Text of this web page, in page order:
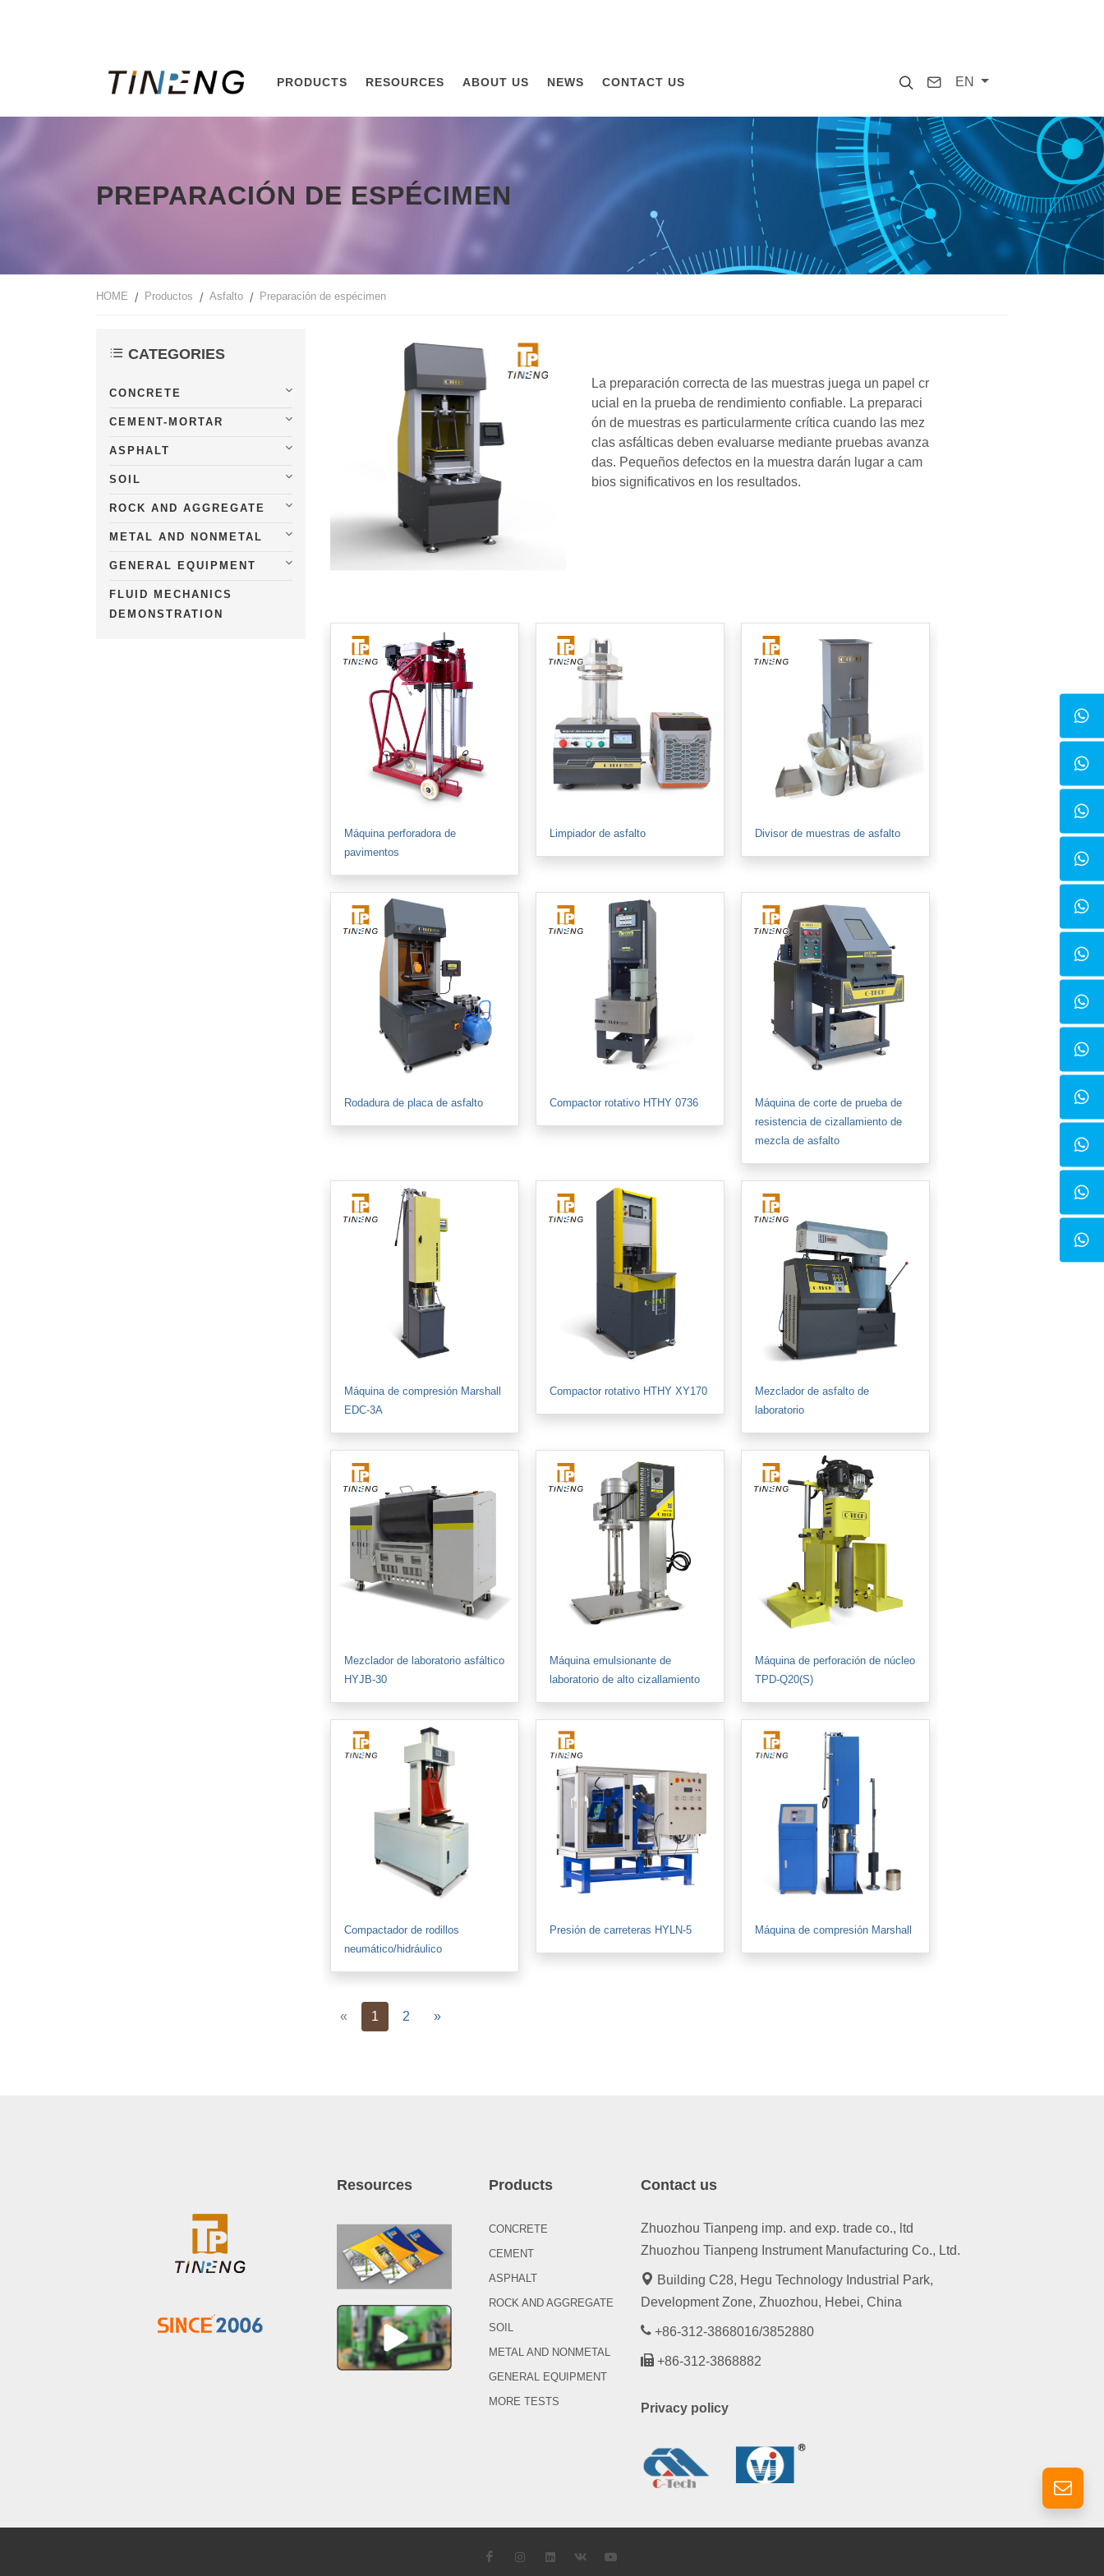
SearchContact
EN
PRODUCTS RESOURCES ABOUT US NEWS CONTACT US
PREPARACIÓN DE ESPÉCIMEN
HOME Productos Asfalto Preparación de espécimen
CATEGORIES
CONCRETE
CEMENT-MORTAR
ASPHALT
SOIL
ROCK AND AGGREGATE
METAL AND NONMETAL
GENERAL EQUIPMENT
FLUID MECHANICS
DEMONSTRATION
La preparación correcta de las muestras juega un papel cr
ucial en la prueba de rendimiento confiable. La preparaci
ón de muestras es particularmente crítica cuando las mez
clas asfálticas deben evaluarse mediante pruebas avanza
das. Pequeños defectos en la muestra darán lugar a cam
bios significativos en los resultados.
Máquina perforadora de
pavimentos
Limpiador de asfalto Divisor de muestras de asfalto
Rodadura de placa de asfalto Compactor rotativo HTHY 0736
Máquina de corte de prueba de
resistencia de cizallamiento de
mezcla de asfalto
Máquina de compresión Marshall
EDC-3A
Compactor rotativo HTHY XY170
Mezclador de asfalto de
laboratorio
Mezclador de laboratorio asfáltico
HYJB-30
Máquina emulsionante de
laboratorio de alto cizallamiento
Máquina de perforación de núcleo
TPD-Q20(S)
Compactador de rodillos
neumático/hidráulico
Presión de carreteras HYLN-5 Máquina de compresión Marshall
« Previous
1 2 »Next
Resources Products
CONCRETE
CEMENT
ASPHALT
ROCK AND AGGREGATE
SOIL
METAL AND NONMETAL
GENERAL EQUIPMENT
MORE TESTS
Contact us
Zhuozhou Tianpeng imp. and exp. trade co., ltd
Zhuozhou Tianpeng Instrument Manufacturing Co., Ltd.
Building C28, Hegu Technology Industrial Park,
Development Zone, Zhuozhou, Hebei, China
+86-312-3868016/3852880
+86-312-3868882
Privacy policy
FacebookInstagramLinkedIn
VK YouTube